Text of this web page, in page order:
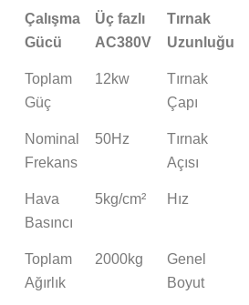
Çalışma
Gücü
Üç fazlı
AC380V
Tırnak
Uzunluğu
Toplam
Güç
12kw
Tırnak
Çapı
Nominal
Frekans
50Hz
Tırnak
Açısı
Hava
Basıncı
5kg/cm² Hız
Toplam
Ağırlık
2000kg
Genel
Boyut